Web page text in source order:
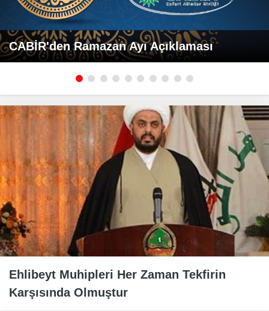
CABİR'den Ramazan Ayı Açıklaması
Ehlibeyt Muhipleri Her Zaman Tekfirin
Karşısında Olmuştur